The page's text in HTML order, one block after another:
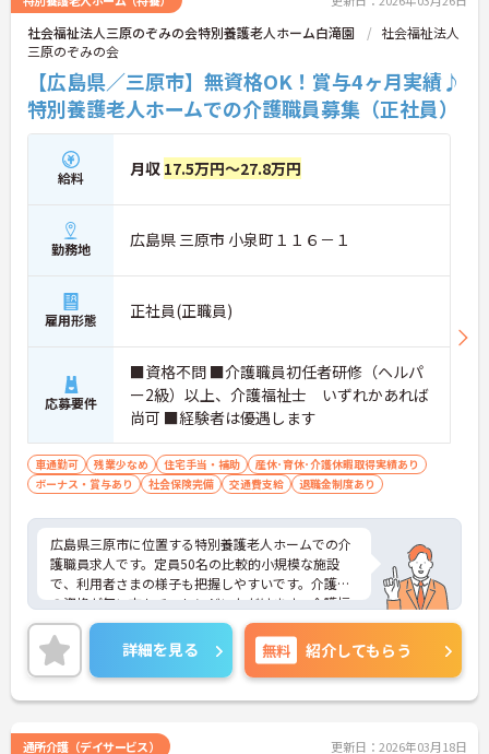
社会福祉法人三原のぞみの会特別養護老人ホーム白滝園
社会福祉法人
三原のぞみの会
【広島県／三原市】無資格OK！賞与4ヶ月実績♪
特別養護老人ホームでの介護職員募集（正社員）
給料 月収 17.5万円～27.8万円
勤務地 広島県 三原市 小泉町１１６－１
雇用形態 正社員(正職員)
応募要件
■資格不問 ■介護職員初任者研修（ヘルパ
ー2級）以上、介護福祉士 いずれかあれば
尚可 ■経験者は優遇します
車通勤可 残業少なめ 住宅手当・補助
産休･育休･介護休暇取得実績あり
ボーナス・賞与あり
社会保険完備 交通費支給 退職金制度あり
広島県三原市に位置する特別養護老人ホームでの介
護職員求人です。定員50名の比較的小規模な施設
で、利用者さまの様子も把握しやすいです。介護系
の資格が無い方もチャレンジいただけます。介護福
祉士資格保持者には資格手当の支給あり♪賞与4ヶ
月の支給実績もあり、モチベーションにもつながり
ます。ご興味のある方には、面接対策ポイントな
ど、さらに詳細をお話しいたしますのでお気軽にご
相談ください！
詳細を見る 無料 紹介してもらう
通所介護（デイサービス） 更新日：2026年03月18日